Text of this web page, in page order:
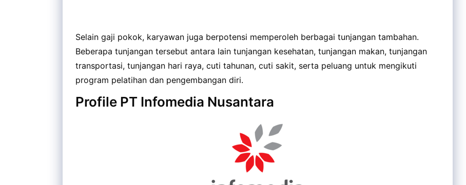
Selain gaji pokok, karyawan juga berpotensi memperoleh berbagai tunjangan tambahan.
Beberapa tunjangan tersebut antara lain tunjangan kesehatan, tunjangan makan, tunjangan
transportasi, tunjangan hari raya, cuti tahunan, cuti sakit, serta peluang untuk mengikuti
program pelatihan dan pengembangan diri.
Profile PT Infomedia Nusantara